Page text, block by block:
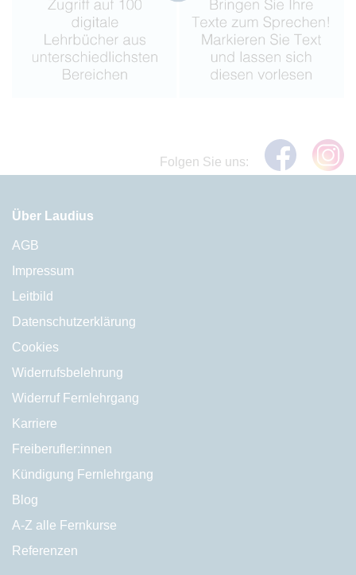
Folgen Sie uns:
Über Laudius
AGB
Impressum
Leitbild
Datenschutzerklärung
Cookies
Widerrufsbelehrung
Widerruf Fernlehrgang
Karriere
Freiberufler:innen
Kündigung Fernlehrgang
Blog
A-Z alle Fernkurse
Referenzen